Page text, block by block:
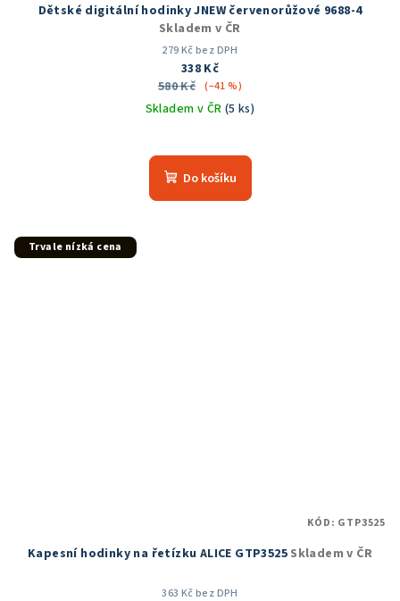
Dětské digitální hodinky JNEW červenorůžové 9688-4
Skladem v ČR
279 Kč bez DPH
338 Kč
580 Kč (–41 %)
Skladem v ČR (5 ks)
hodnocení
produktu
Do košíku
Trvale nízká cena
Kapesní hodinky na řetízku ALICE GTP3525 Skladem v ČR
363 Kč bez DPH
KÓD: GTP3525